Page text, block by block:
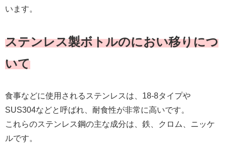
います。
ステンレス製ボトルのにおい移りにつ
いて
食事などに使用されるステンレスは、18-8タイプや
SUS304などと呼ばれ、耐食性が非常に高いです。
これらのステンレス鋼の主な成分は、鉄、クロム、ニッケ
ルです。